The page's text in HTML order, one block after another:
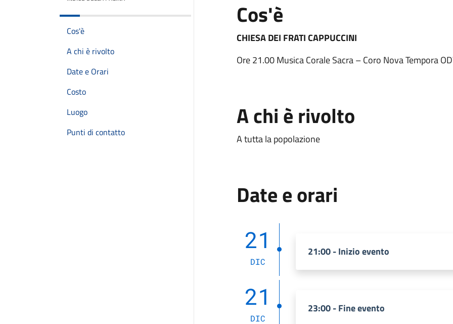
Cos'è
A chi è rivolto
Date e Orari
Costo
Luogo
Punti di contatto
Cos'è
CHIESA DEI FRATI CAPPUCCINI
Ore 21.00 Musica Corale Sacra – Coro Nova Tempora
A chi è rivolto
A tutta la popolazione
Date e orari
21
DIC
21:00 - Inizio evento
21
DIC
23:00 - Fine evento